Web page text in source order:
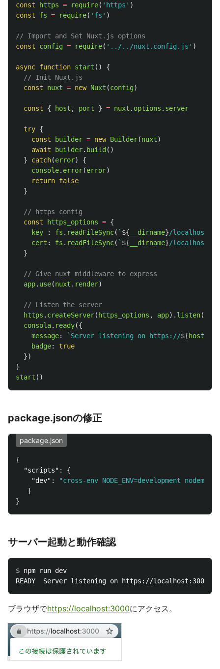
const https = require( ' https ' )
const
fs = require( ' fs ' )
// Import and Set Nuxt.js options
const
config = require( ' ../../nuxt.config.js ' )
async function start ()
{
// Init Nuxt.js
const
nuxt = new Nuxt (config)
const { host , port } = nuxt . options . server
try {
const
builder = new Builder(nuxt)
await
builder. build ()
}
catch(error)
{
console. error(error)
return false
}
// https config
const
https_options = {
key
: fs . readFileSync( ` ${ __dirname}/localhost-
cert : fs . readFileSync( ` ${ __dirname}/
}
// Give nuxt middleware to express
app. use(nuxt . render)
// Listen the server
https . createServer( https_options , app). listen(
consola. ready({
message: `Server listening on https://${host
badge:
true
})
}
start ()
package.jsonの修正
package.json
{
"scripts" :
{
"dev" :
"cross-env NODE_ENV=development
}
}
サーバー起動と動作確認
$ npm run dev
ブラウザでhttps://localhost:3000にアクセス。